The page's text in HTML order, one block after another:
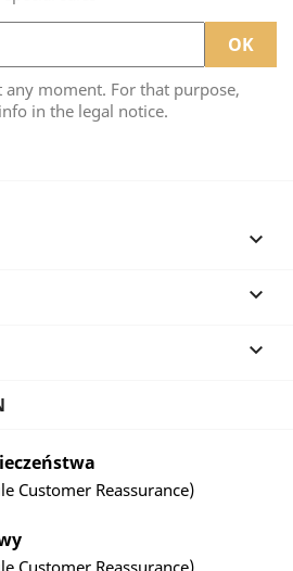
any moment. For that purpose,
in the legal notice.



Customer Reassurance)
Customer Reassurance)